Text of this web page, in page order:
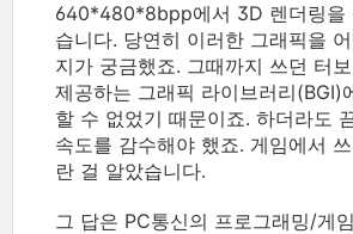
640*480*8bpp에서 3D 렌더링을
습니다. 당연히 이러한 그래픽을
지가 궁금했죠. 그때까지 쓰던 터
제공하는 그래픽 라이브러리(BGI)
할 수 없었기 때문이죠. 하더라도
속도를 감수해야 했죠. 게임에서
란 걸 알았습니다.
그 답은 PC통신의 프로그래밍/게